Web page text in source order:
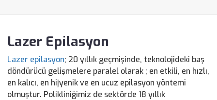
Lazer Epilasyon
Lazer epilasyon; 20 yıllık geçmişinde, teknolojideki baş
döndürücü gelişmelere paralel olarak ; en etkili, en hızlı,
en kalıcı, en hijyenik ve en ucuz epilasyon yöntemi
olmuştur. Polikliniğimiz de sektörde 18 yıllık